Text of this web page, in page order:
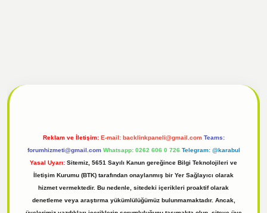
Reklam ve İletişim: E-mail: backlinkpaneli@gmail.com Teams:
forumhizmeti@gmail.com Whatsapp: 0262 606 0 726 Telegram: @karabul
Yasal Uyarı: Sitemiz, 5651 Sayılı Kanun gereğince Bilgi Teknolojileri ve
İletişim Kurumu (BTK) tarafından onaylanmış bir Yer Sağlayıcı olarak
hizmet vermektedir. Bu nedenle, sitedeki içerikleri proaktif olarak
denetleme veya araştırma yükümlülüğümüz bulunmamaktadır. Ancak,